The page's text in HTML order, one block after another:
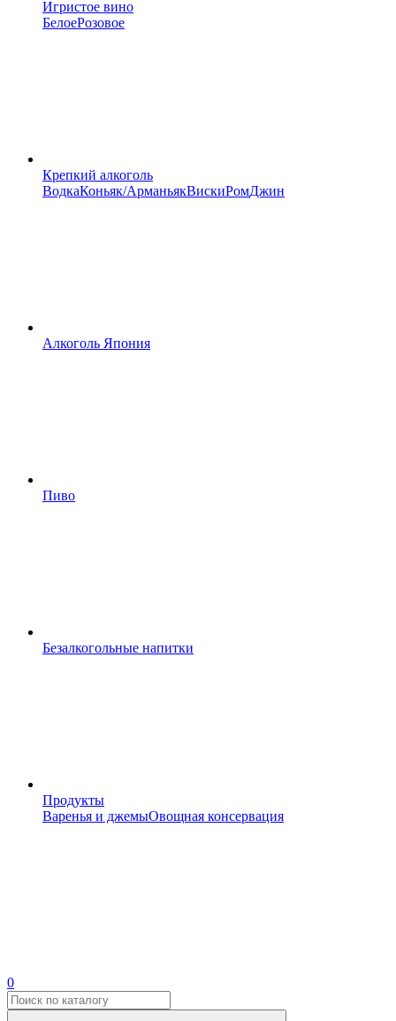
Игристое вино
БелоеРозовое
Крепкий алкоголь
ВодкаКоньяк/АрманьякВискиРомДжин
Алкоголь Япония
Пиво
Безалкогольные напитки
Продукты
Варенья и джемыОвощная консервация
0